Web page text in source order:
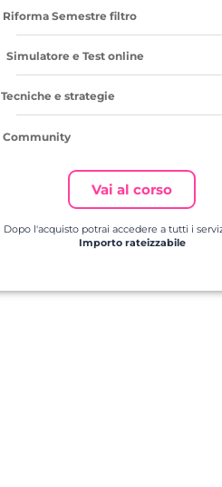
Riforma Semestre filtro
Simulatore e Test online
Tecniche e strategie
Community
Vai al corso
Dopo l'acquisto potrai accedere a tutti i
Importo rateizzabile